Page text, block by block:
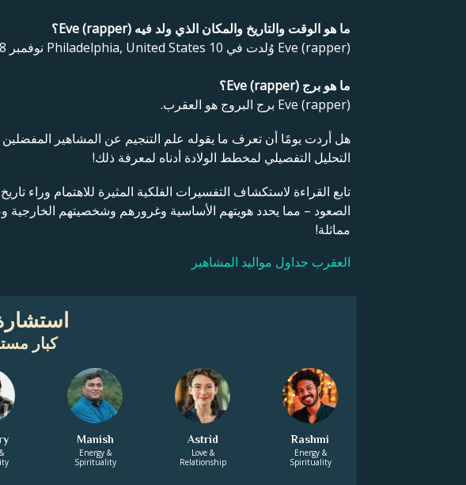
ما هو الوقت والتاريخ والمكان الذي ولد فيه Eve (rapper)؟
Eve (rapper) وُلدت في Philadelphia, United States 10 نوفمبر 1978 .
ما هو برج Eve (rapper)؟
Eve (rapper) برج البروج هو العقرب.
هل أردت يومًا أن تعرف ما يقوله علم التنجيم عن المشاهير
التحليل التفصيلي لمخطط الولادة أدناه لمعرفة ذلك!
تابع القراءة لاستكشاف التفسيرات الفلكية المثيرة للاهتمام وراء
الصعود – مما يحدد هويتهم الأساسية وغرورهم وشخصيتهم
مماثلة!
العقرب جداول مواليد المشاهير
كبار
Rashmi
Energy &
Spirituality
Astrid
Love &
Relationship
Manish
Energy &
Spirituality